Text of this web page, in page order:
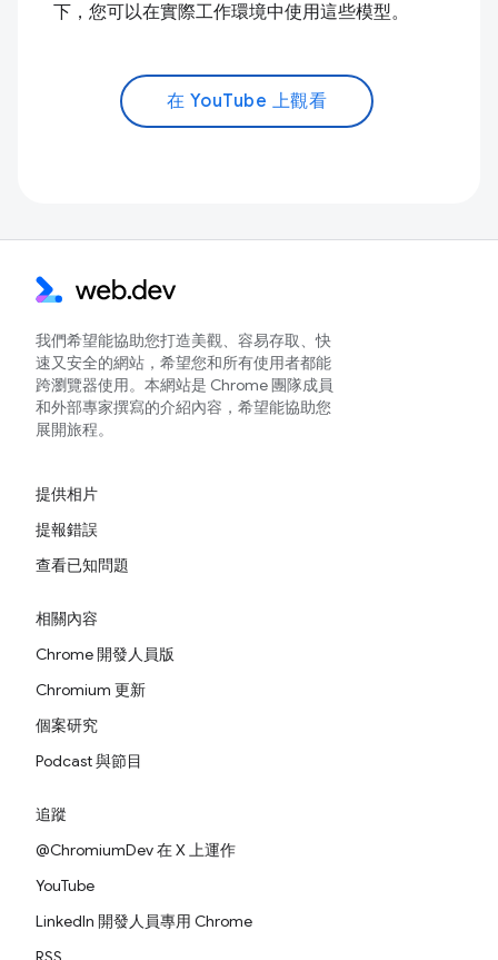
下，您可以在實際工作環境中使用這些模型。
在 YouTube 上觀看
我們希望能協助您打造美觀、容易存取、快
速又安全的網站，希望您和所有使用者都能
跨瀏覽器使用。本網站是 Chrome 團隊成員
和外部專家撰寫的介紹內容，希望能協助您
展開旅程。
提供相片
提報錯誤
查看已知問題
相關內容
Chrome 開發人員版
Chromium 更新
個案研究
Podcast 與節目
追蹤
@ChromiumDev 在 X 上運作
YouTube
LinkedIn 開發人員專用 Chrome